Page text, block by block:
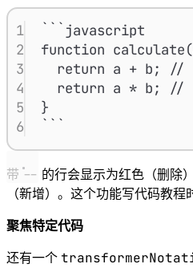
1
```javascript
2
function
3
return a + b; //
4
return a * b; //
5
}
6
```
带 -- 的行会显示为红色（删除
（新增）。这个功能写代码教程
聚焦特定代码
还有一个